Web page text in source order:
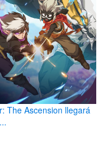
The Ascension llegará